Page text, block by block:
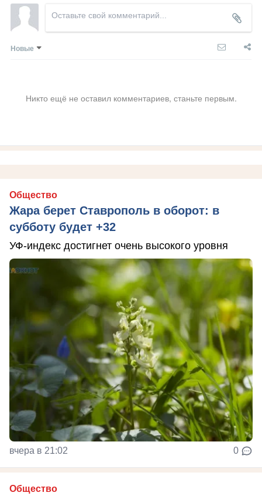
Новые
Никто ещё не оставил комментариев, станьте первым.
Общество
Жара берет Ставрополь в оборот: в
субботу будет +32
УФ-индекс достигнет очень высокого уровня
вчера в 21:02 0
Общество